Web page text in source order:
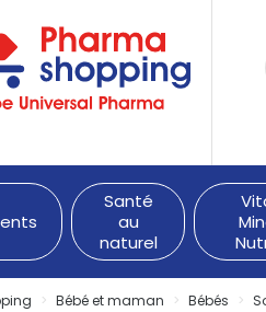
PharmaShopping Votre
Santé
au
naturel
Bébé et maman Bébés